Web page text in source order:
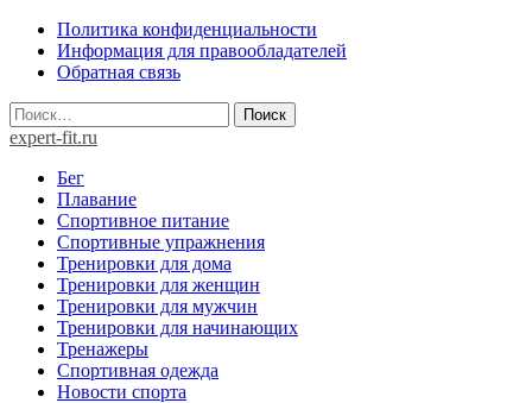
Skip
content
Политика конфиденциальности
Информация для правообладателей
Обратная связь
Найти:
expert-fit.ru
Бег
Плавание
Спортивное питание
Спортивные упражнения
Тренировки для дома
Тренировки для женщин
Тренировки для мужчин
Тренировки для начинающих
Тренажеры
Спортивная одежда
Новости спорта